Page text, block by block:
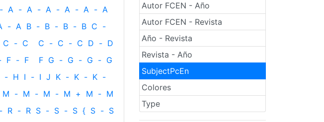
Autor FCEN - Año
Autor FCEN - Revista
Año - Revista
Revista - Año
SubjectPcEn
Colores
Type
- A - A - A - A - A - A
- A B - B - B - B C -
C - C C - C - C D - D
F - F F G - G - G - G
- H I - I J K - K - K -
M - M - M - M + M - M
- R - R S - S - S { S - S